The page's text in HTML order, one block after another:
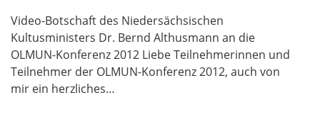
Video-Botschaft des Niedersächsischen
Kultusministers Dr. Bernd Althusmann an die
OLMUN-Konferenz 2012 Liebe Teilnehmerinnen und
Teilnehmer der OLMUN-Konferenz 2012, auch von
mir ein herzliches…